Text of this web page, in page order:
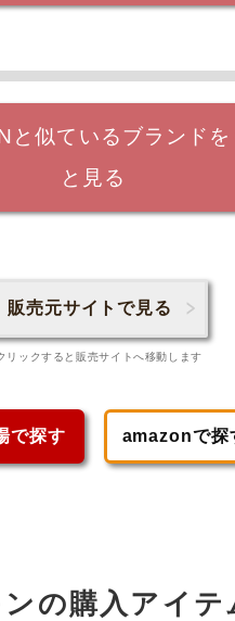
と似ているブランドを
と見る
販売元サイトで見る
リックすると販売サイトへ移動します
で探す amazonで探
の購入アイテ